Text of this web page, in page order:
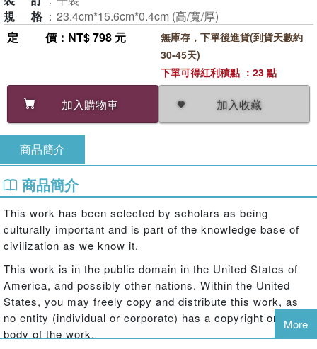
規格 ： 23.4cm*15.6cm*0.4cm (高/寬/厚)
定價 ：NT$ 798 元
加入購物車 加入收藏
無庫存，下單後進貨(到貨天數約
30-45天)
下單可得紅利積點 ：23 點
商品簡介
商品簡介
This work has been selected by scholars as being
culturally important and is part of the knowledge base of
civilization as we know it.
This work is in the public domain in the United States of
America, and possibly other nations. Within the United
States, you may freely copy and distribute this work, as
no entity (individual or corporate) has a copyright on the
body of the work.
More